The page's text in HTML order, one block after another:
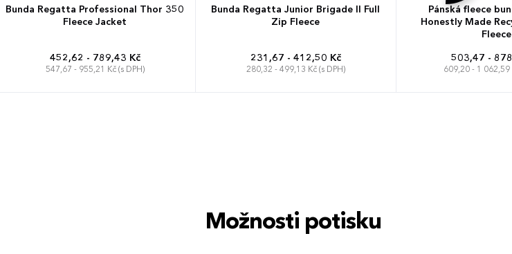
Bunda Regatta Professional Thor 350
Fleece Jacket
452,62 - 789,43 Kč
547,67 - 955,21 Kč (s DPH)
Bunda Regatta Junior Brigade II Full
Zip Fleece
231,67 - 412,50 Kč
280,32 - 499,13 Kč (s DPH)
Pánská fleece
Honestly Made
Fleece
503,47 -
609,20 - 1 062,59
Možnosti potisku